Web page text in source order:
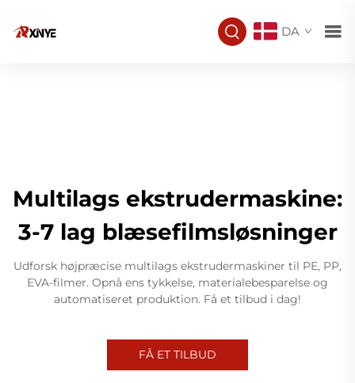
DA
Multilags ekstrudermaskine:
3-7 lag blæsefilmsløsninger
Udforsk højpræcise multilags ekstrudermaskiner til PE, PP,
EVA-filmer. Opnå ens tykkelse, materialebesparelse og
automatiseret produktion. Få et tilbud i dag!
FÅ ET TILBUD